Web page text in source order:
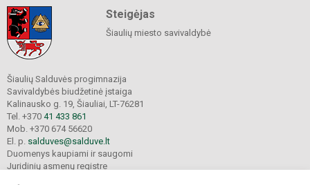
Steigėjas
Šiaulių miesto savivaldybė
Šiaulių Salduvės progimnazija
Savivaldybės biudžetinė įstaiga
Kalinausko g. 19, Šiauliai, LT-76281
Tel. +370 41 433 861
Mob. +370 674 56620
El. p. salduves@salduve.lt
Duomenys kaupiami ir saugomi
Juridinių asmenų registre